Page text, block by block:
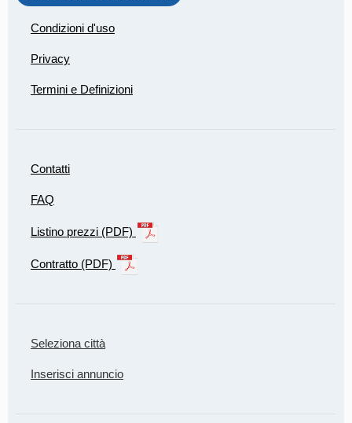
Condizioni d'uso
Privacy
Termini e Definizioni
Contatti
FAQ
Listino prezzi (PDF)
Contratto (PDF)
Seleziona città
Inserisci annuncio